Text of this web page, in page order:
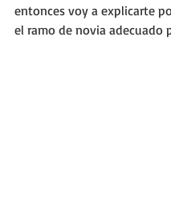
entonces voy a explicarte
el ramo de novia adecuado